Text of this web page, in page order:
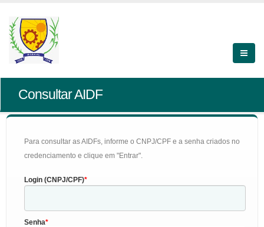
Consultar AIDF
Para consultar as AIDFs, informe o CNPJ/CPF e a senha criados no
credenciamento e clique em "Entrar".
Login (CNPJ/CPF)
Senha